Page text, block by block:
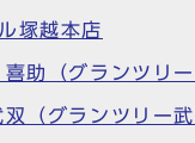
塚越本店
助（グランツリー
（グランツリー武